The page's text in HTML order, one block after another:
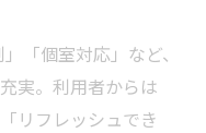
「個室対応」など、
実。利用者からは
リフレッシュでき